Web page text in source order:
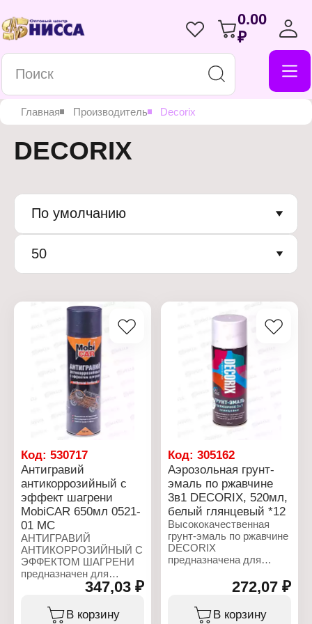
0.00
₽
Главная Производитель Decorix
DECORIX
По умолчанию
50
Код: 530717
Антигравий
антикоррозийный с
эффект шагрени
MobiCAR 650мл 0521-
01 МС
АНТИГРАВИЙ
АНТИКОРРОЗИЙНЫЙ С
ЭФФЕКТОМ ШАГРЕНИ
предназначен для
долговременной
антикоррозийной защиты
нижней части кузова и
бамперов, порогов
347,03 ₽
В корзину
Код:305162
Аэрозольная грунт-
эмаль по ржавчине
3в1 DECORIX, 520мл,
белый глянцевый *12
Высококачественная
грунт-эмаль по ржавчине
DECORIX
предназначена для
заржавевших или
подверженных коррозии
поверхностей из сплавов
272,07 ₽
В корзину